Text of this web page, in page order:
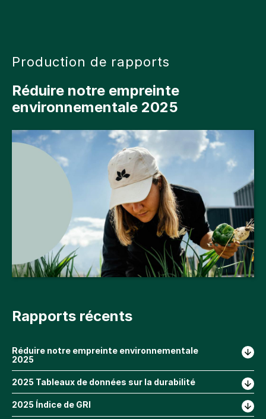
Production de rapports
Réduire notre empreinte
environnementale 2025
Rapports récents
Réduire notre empreinte environnementale
2025
2025 Tableaux de données sur la durabilité
2025 Índice de GRI